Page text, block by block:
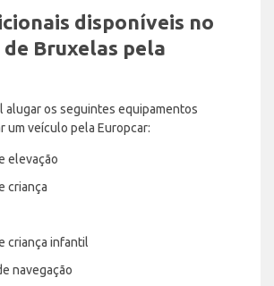
disponíveis no
Bruxelas pela
alugar os seguintes equipamentos
um veículo pela Europcar:
elevação
criança
criança infantil
navegação